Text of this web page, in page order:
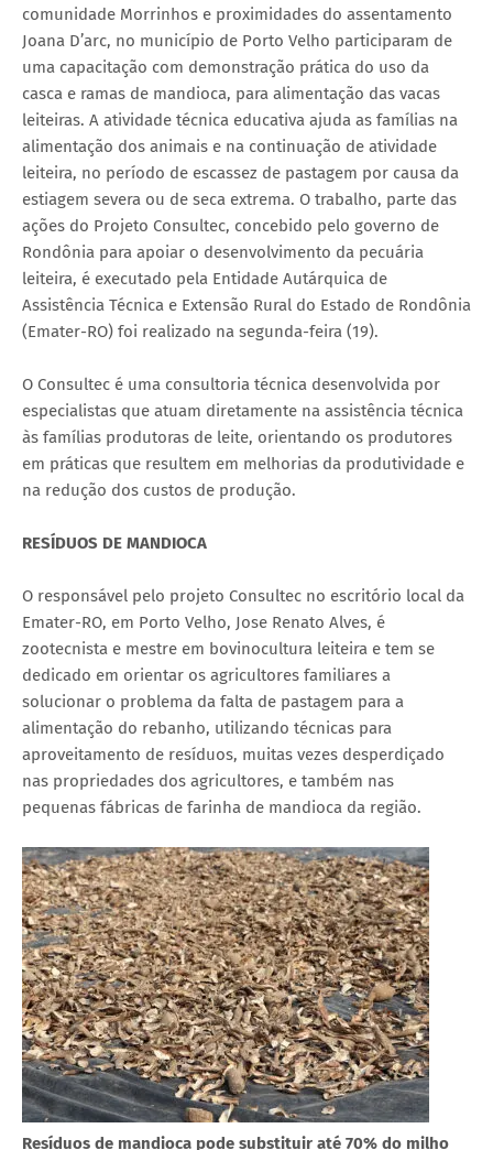
comunidade Morrinhos e proximidades do assentamento
Joana D’arc, no município de Porto Velho participaram de
uma capacitação com demonstração prática do uso da
casca e ramas de mandioca, para alimentação das vacas
leiteiras. A atividade técnica educativa ajuda as famílias na
alimentação dos animais e na continuação de atividade
leiteira, no período de escassez de pastagem por causa da
estiagem severa ou de seca extrema. O trabalho, parte das
ações do Projeto Consultec, concebido pelo governo de
Rondônia para apoiar o desenvolvimento da pecuária
leiteira, é executado pela Entidade Autárquica de
Assistência Técnica e Extensão Rural do Estado de Rondônia
(Emater-RO) foi realizado na segunda-feira (19).
O Consultec é uma consultoria técnica desenvolvida por
especialistas que atuam diretamente na assistência técnica
às famílias produtoras de leite, orientando os produtores
em práticas que resultem em melhorias da produtividade e
na redução dos custos de produção.
RESÍDUOS DE MANDIOCA
O responsável pelo projeto Consultec no escritório local da
Emater-RO, em Porto Velho, Jose Renato Alves, é
zootecnista e mestre em bovinocultura leiteira e tem se
dedicado em orientar os agricultores familiares a
solucionar o problema da falta de pastagem para a
alimentação do rebanho, utilizando técnicas para
aproveitamento de resíduos, muitas vezes desperdiçado
nas propriedades dos agricultores, e também nas
pequenas fábricas de farinha de mandioca da região.
Resíduos de mandioca pode substituir até 70% do milho